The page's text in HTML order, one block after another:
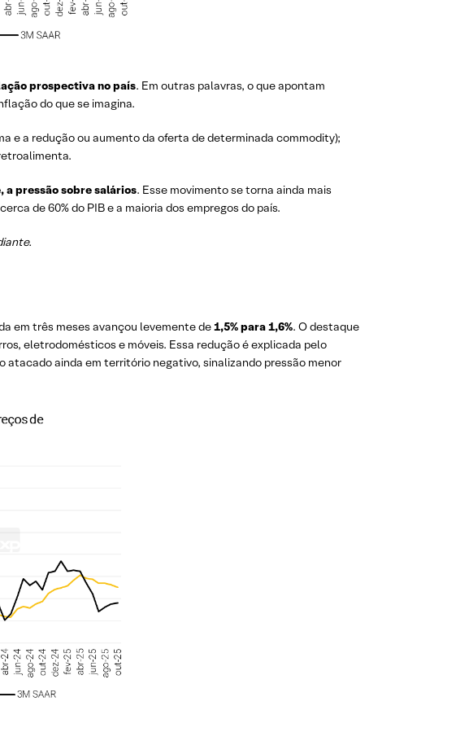
prospectiva no país. Em outras palavras, o que apontam
do que se imagina.
e a redução ou aumento da oferta de determinada commodity);
a pressão sobre salários. Esse movimento se torna ainda mais
de 60% do PIB e a maioria dos empregos do país.
em três meses avançou levemente de1,5% para 1,6%. O destaque
eletrodomésticos e móveis. Essa redução é explicada pelo
ainda em território negativo, sinalizando pressão menor